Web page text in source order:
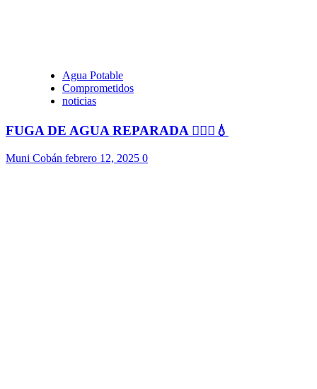
Agua Potable
Comprometidos
noticias
FUGA DE AGUA REPARADA 👷🏻‍♂️💧
Muni Cobán febrero 12, 2025 0